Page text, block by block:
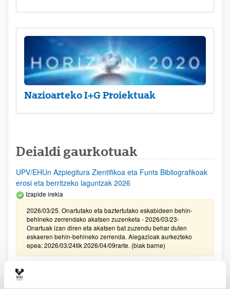
Nazioarteko I+G Proiektuak
Deialdi gaurkotuak
UPV/EHUn Azpiegitura Zientifikoa eta Funts Bibliografikoak
erosi eta berritzeko laguntzak 2026
Izapide irekia
2026/03/25. Onartutako eta baztertutako eskabideen behin-
behineko zerrendako akatsen zuzenketa - 2026/03/23-
Onartuak izan diren eta akatsen bat zuzendu behar duten
eskaeren behin-behineko zerrenda. Alegazioak aurkezteko
epea: 2026/03/24tik 2026/04/09rarte. (biak barne)
Zientzia, Teknologia eta Berrikuntza arloetako kultura
sustatzeko laguntzen deialdia (FECYT) 2026